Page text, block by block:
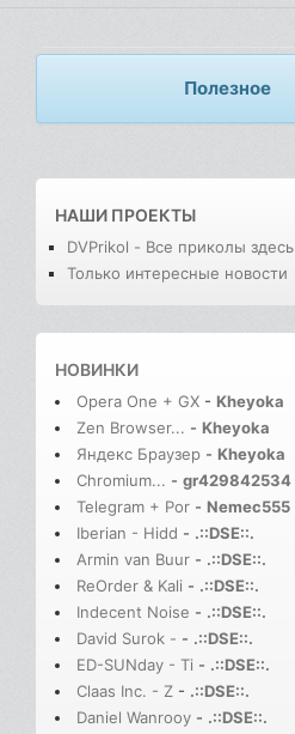
Полезное
НАШИ ПРОЕКТЫ
DVPrikol - Все приколы здесь
Только интересные новости
НОВИНКИ
Opera One + GX - Kheyoka
Zen Browser... - Kheyoka
Яндекс Браузер - Kheyoka
Chromium... - gr429842534
Telegram + Por - Nemec555
Iberian - Hidd - .::DSE::.
Armin van Buur - .::DSE::.
ReOrder & Kali - .::DSE::.
Indecent Noise - .::DSE::.
David Surok - - .::DSE::.
ED-SUNday - Ti - .::DSE::.
Claas Inc. - Z - .::DSE::.
Daniel Wanrooy - .::DSE::.